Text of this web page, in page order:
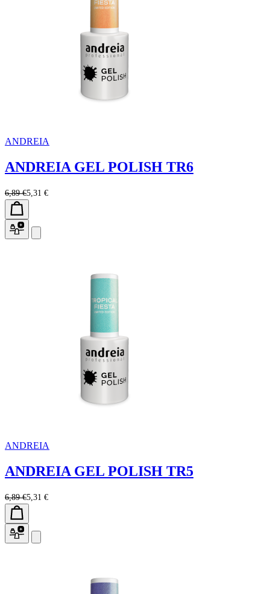
ANDREIA
ANDREIA GEL POLISH TR6
6,89 €5,31 €
ANDREIA
ANDREIA GEL POLISH TR5
6,89 €5,31 €